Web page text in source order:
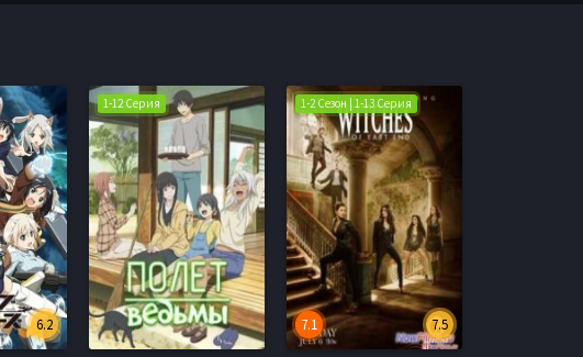
6.2
1-12 Серия 1-2 Сезон | 1-13 Серия
7.5
7.1